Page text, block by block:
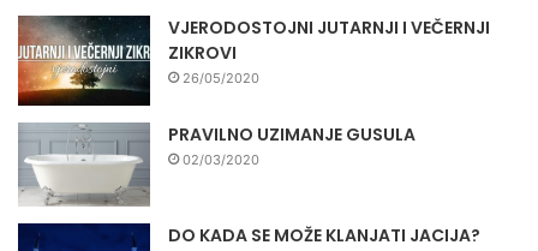
VJERODOSTOJNI JUTARNJI I VEČERNJI
ZIKROVI
26/05/2020
PRAVILNO UZIMANJE GUSULA
02/03/2020
DO KADA SE MOŽE KLANJATI JACIJA?